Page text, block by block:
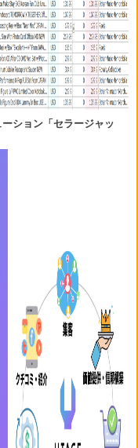
ーション「セラージャッ